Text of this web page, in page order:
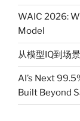
WAIC 2026:
Model
从模型IQ到场
AI’s Next
Built Beyond